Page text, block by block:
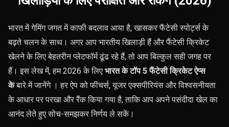
भारत में गेमिंग जगत में काफी बदलाव आया है, खासकर फैंटेसी स्पोर्ट्स के
बढ़ते चलन के साथ। अगर आप भारतीय खिलाड़ी हैं और फैंटेसी क्रिकेट
खेलने के लिए बेहतरीन प्लेटफॉर्म ढूंढ रहे हैं, तो आप बिल्कुल सही जगह पर
हैं। इस लेख में, हम 2026 के लिए भारत के टॉप 5 फैंटेसी क्रिकेट ऐप्स
केबारे में जानेंगे । हर ऐप को फीचर्स, यूजर एक्सपीरियंस और विश्वसनीयता
के आधार पर परखा और रैंक किया गया है, ताकि आप अपने पसंदीदा खेल का
आनंद लेते हुए सोच-समझकर निर्णय ले सकें।